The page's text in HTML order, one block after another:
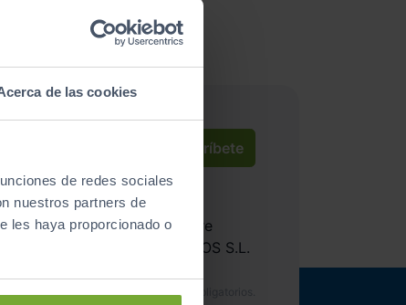
de las cookies
de redes sociales
nuestros partners de
les haya proporcionado o
Suscríbete
de privacidad.
información comercial sobre
de Automóviles PROVOS S.L.